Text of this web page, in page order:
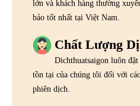
lớn và khách hàng thường
bảo tốt nhất tại Việt Nam.
Chất Lượng
Dichthuatsaigon luôn
tồn tại của chúng tôi đối với
phiên dịch.